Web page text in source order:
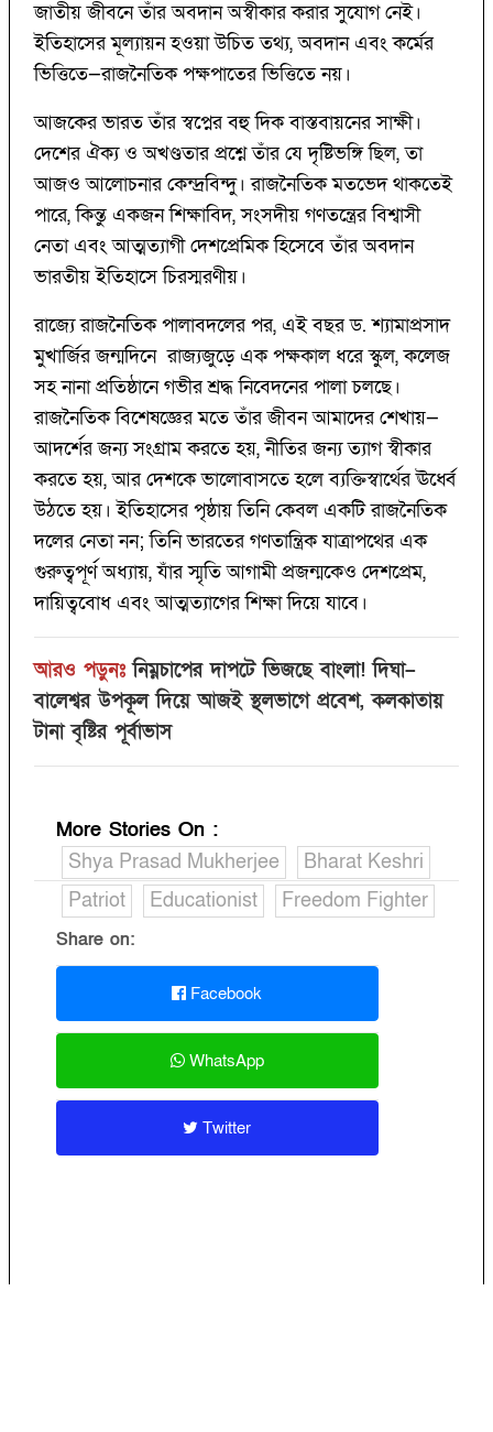
জাতীয় জীবনে তাঁর অবদান অস্বীকার করার সুযোগ নেই।
ইতিহাসের মূল্যায়ন হওয়া উচিত তথ্য, অবদান এবং কর্মের
ভিত্তিতে—রাজনৈতিক পক্ষপাতের ভিত্তিতে নয়।
আজকের ভারত তাঁর স্বপ্নের বহু দিক বাস্তবায়নের সাক্ষী।
দেশের ঐক্য ও অখণ্ডতার প্রশ্নে তাঁর যে দৃষ্টিভঙ্গি ছিল, তা
আজও আলোচনার কেন্দ্রবিন্দু। রাজনৈতিক মতভেদ থাকতেই
পারে, কিন্তু একজন শিক্ষাবিদ, সংসদীয় গণতন্ত্রের বিশ্বাসী
নেতা এবং আত্মত্যাগী দেশপ্রেমিক হিসেবে তাঁর অবদান
ভারতীয় ইতিহাসে চিরস্মরণীয়।
রাজ্যে রাজনৈতিক পালাবদলের পর, এই বছর ড. শ্যামাপ্রসাদ
মুখার্জির জন্মদিনে রাজ্যজুড়ে এক পক্ষকাল ধরে স্কুল, কলেজ
সহ নানা প্রতিষ্ঠানে গভীর শ্রদ্ধ নিবেদনের পালা চলছে।
রাজনৈতিক বিশেষজ্ঞের মতে তাঁর জীবন আমাদের শেখায়—
আদর্শের জন্য সংগ্রাম করতে হয়, নীতির জন্য ত্যাগ স্বীকার
করতে হয়, আর দেশকে ভালোবাসতে হলে ব্যক্তিস্বার্থের ঊর্ধ্বে
উঠতে হয়। ইতিহাসের পৃষ্ঠায় তিনি কেবল একটি রাজনৈতিক
দলের নেতা নন; তিনি ভারতের গণতান্ত্রিক যাত্রাপথের এক
গুরুত্বপূর্ণ অধ্যায়, যাঁর স্মৃতি আগামী প্রজন্মকেও দেশপ্রেম,
দায়িত্ববোধ এবং আত্মত্যাগের শিক্ষা দিয়ে যাবে।
আরও পড়ুনঃ নিম্নচাপের দাপটে ভিজছে বাংলা! দিঘা–
বালেশ্বর উপকূল দিয়ে আজই স্থলভাগে প্রবেশ, কলকাতায়
টানা বৃষ্টির পূর্বাভাস
More Stories On :
Shya Prasad Mukherjee
Bharat Keshri
Patriot
Educationist Freedom Fighter
Share on:
Facebook
WhatsApp
Twitter